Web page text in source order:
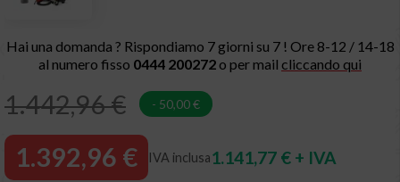
Hai una domanda ? Rispondiamo 7 giorni su 7 ! Ore 8-12 / 14-18
al numero fisso 0444 200272 o per mail cliccando qui
1.442,96 € - 50,00 €
1.392,96 € IVA inclusa1.141,77 € + IVA